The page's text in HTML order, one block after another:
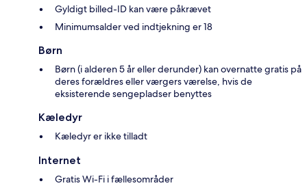
Gyldigt billed-ID kan være påkrævet
Minimumsalder ved indtjekning er 18
Børn
Børn (i alderen 5 år eller derunder) kan overnatte gratis på
deres forældres eller værgers værelse, hvis de
eksisterende sengepladser benyttes
Kæledyr
Kæledyr er ikke tilladt
Internet
Gratis Wi-Fi i fællesområder